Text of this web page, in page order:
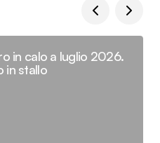
in calo a luglio 2026.
in stallo